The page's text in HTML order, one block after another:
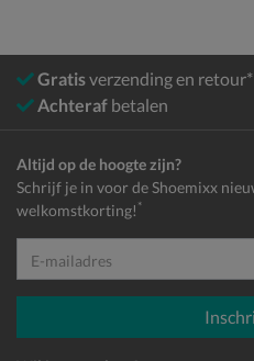
Gratisverzending en retour*
Achteraf betalen
Altijd op de hoogte zijn?
Schrijf je in voor de Shoemixx
welkomstkorting! *
E-mailadres